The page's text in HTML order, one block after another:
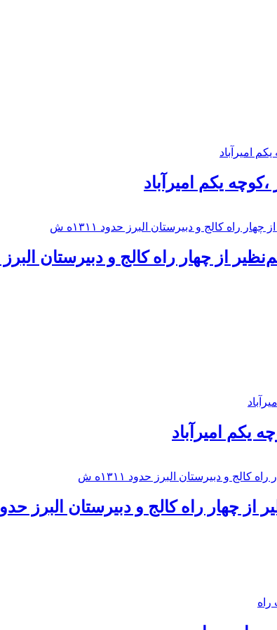
یکم امیرآباد
از چهار راه كالج و دبيرستان البرز حدود
یکم امیرآباد
راه كالج و دبيرستان البرز حدود